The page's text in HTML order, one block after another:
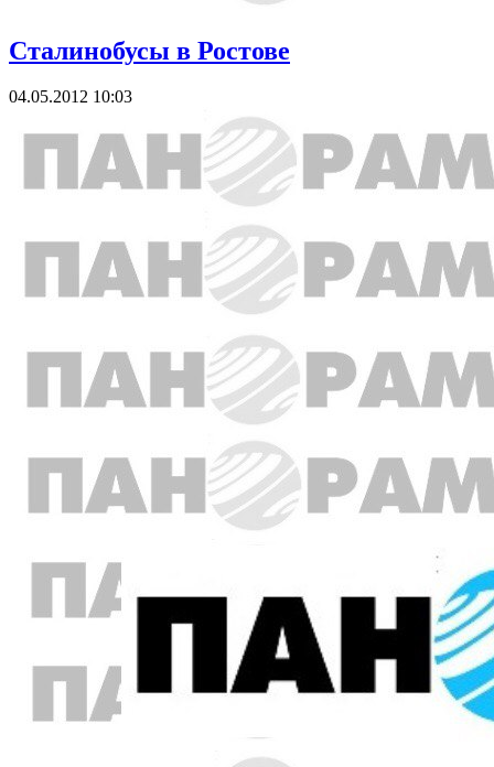
Сталинобусы в Ростове
04.05.2012 10:03